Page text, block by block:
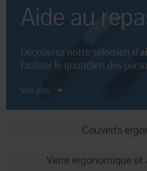
Aide au
Découvrez notre sélection d'
faciliter le quotidien des
choix de matériels médicaux
efficaces pour profiter
Voir plus
Couverts
Verre ergonomique et